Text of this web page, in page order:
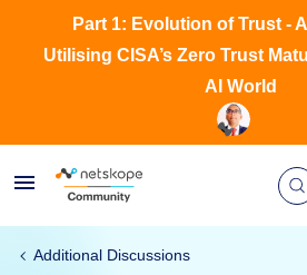
Part 1: Evolution of Trust -
Utilising CISA’s Zero Trust
AI World
Additional Discussions